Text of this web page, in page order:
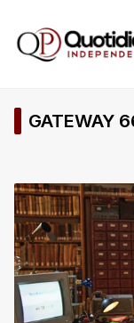
GATEWAY